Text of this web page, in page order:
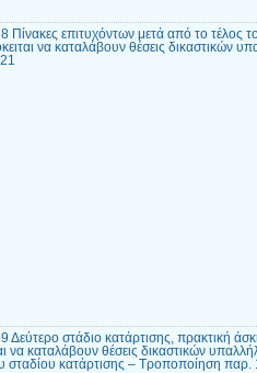
Πίνακες επιτυχόντων μετά από το τέλος
να καταλάβουν θέσεις δικαστικών
Δεύτερο στάδιο κατάρτισης, πρακτική
να καταλάβουν θέσεις δικαστικών
σταδίου κατάρτισης – Τροποποίηση